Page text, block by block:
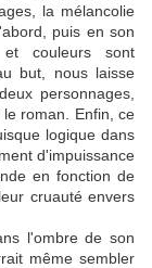
la mélancolie
puis en son
couleurs sont
but, nous laisse
personnages,
roman. Enfin, ce
logique dans
d'impuissance
en fonction de
cruauté envers
l'ombre de son
même sembler